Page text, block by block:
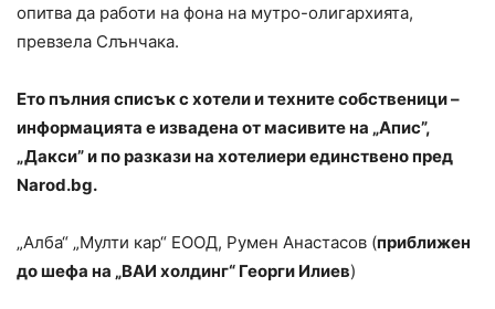
опитва да работи на фона на мутро-олигархията,
превзела Слънчака.
Ето пълния списък с хотели и техните собственици –
информацията е извадена от масивите на „Апис”,
„Дакси” и по разкази на хотелиери единствено пред
Narod.bg.
„Алба“ „Мулти кар“ ЕООД, Румен Анастасов (приближен
до шефа на „ВАИ холдинг“ Георги Илиев)